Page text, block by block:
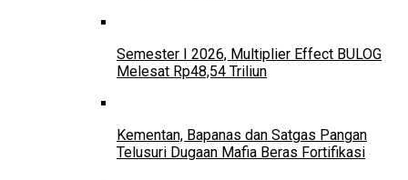
Semester I 2026, Multiplier Effect BULOG
Melesat Rp48,54 Triliun
Kementan, Bapanas dan Satgas Pangan
Telusuri Dugaan Mafia Beras Fortifikasi